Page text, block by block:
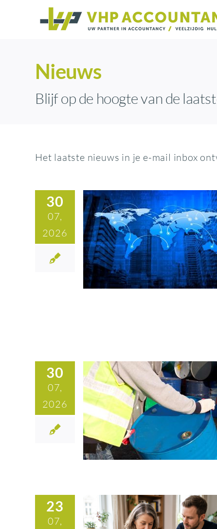
Nieuws
Blijf op de hoogte van de
Het laatste nieuws in je e-mail inbox
30
07,
2026
30
07,
2026
23
07,